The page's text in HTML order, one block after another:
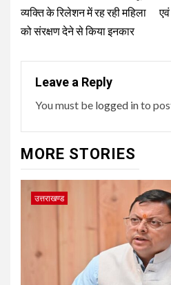
व्यक्ति के रिलेशन में रह रही महिला
को संरक्षण देने से किया इनकार
Leave a Reply
You must be logged into
MORE STORIES
उत्तराखण्ड